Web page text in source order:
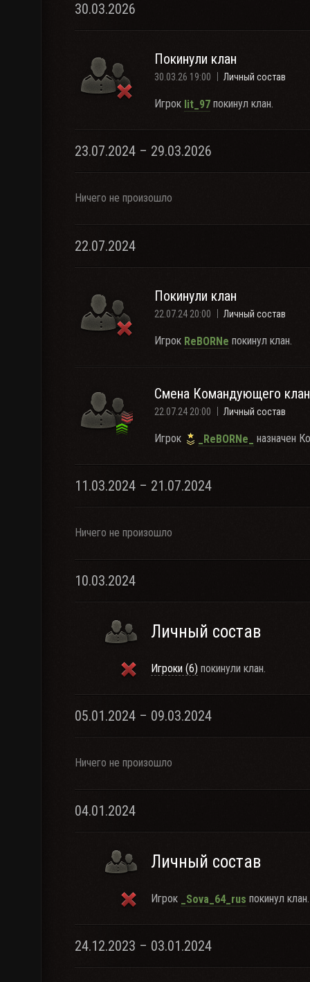
30.03.2026
Покинули клан
30.03.26 19:00 Личный состав
Игрок lit_97 покинул клан.
23.07.2024 – 29.03.2026
Ничего не произошло
22.07.2024
Покинули клан
22.07.24 20:00 Личный состав
Игрок ReBORNe покинул клан.
Смена Командующего
22.07.24 20:00 Личный состав
Игрок _ReBORNe_ назначен
11.03.2024 – 21.07.2024
Ничего не произошло
10.03.2024
Личный состав
Игроки (6) покинули клан.
05.01.2024 – 09.03.2024
Ничего не произошло
04.01.2024
Личный состав
Игрок _Sova_64_rus покинул клан.
24.12.2023 – 03.01.2024